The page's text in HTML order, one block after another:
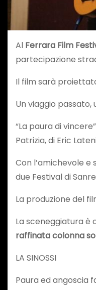
Al Ferrara Film
partecipazione
Il film sarà
Un viaggio
“La paura di
Patrizia, di Eric
Con l’amichevole
due Festival di
La produzione del
La sceneggiatura è
raffinata colonna
LA SINOSSI
Paura ed angoscia